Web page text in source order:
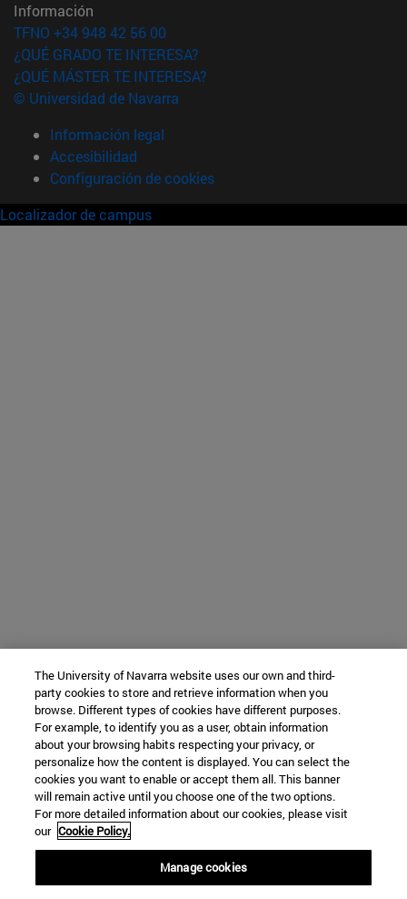
Información
TFNO +34 948 42 56 00
¿QUÉ GRADO TE INTERESA?
¿QUÉ MÁSTER TE INTERESA?
© Universidad de Navarra
Información legal
Accesibilidad
Configuración de cookies
Localizador de campus
The University of Navarra website uses our own and third-
party cookies to store and retrieve information when you
browse. Different types of cookies have different purposes.
For example, to identify you as a user, obtain information
about your browsing habits respecting your privacy, or
personalize how the content is displayed. You can select the
cookies you want to enable or accept them all. This banner
will remain active until you choose one of the two options.
For more detailed information about our cookies, please visit
our Cookie Policy.
Manage cookies